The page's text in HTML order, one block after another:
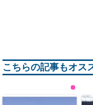
こちらの記事もオス